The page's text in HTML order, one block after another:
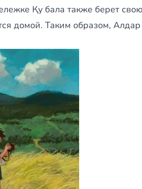
Қу бала также берет свою
домой. Таким образом, Алдар